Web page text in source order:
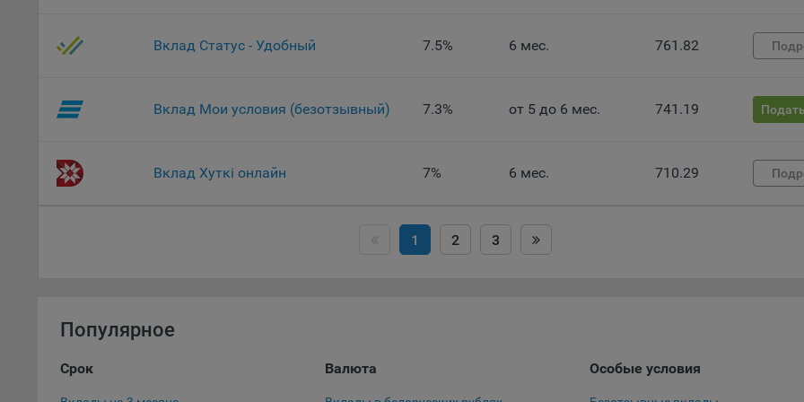
дополнительных функций сайтов, например, для хранения предпочтений
пользователя, в том числе имени пользователя или выбора языка, и для
9.3. Файлы cookie предпочтений, например, для настройки контента.
предпочтениях и позволяют Обществу «запомнить» информацию о
пользователем городе и других местных настройках для того, чтобы
9.4. Аналитические файлы cookie, например Яндекс.Метрика, Google
Данные файлы cookie собирают информацию о том, как пользователь
Благодаря этому у Общества есть возможность составить представление о
тенденциях использования сайта в целом. Общество использует
для анализа трафика на сайтах.
Вклад Статус - Удобный 7.5% 6 мес. 761.82
Вклад Мои условия (безотзывный) 7.3% от 5 до 6 мес. 741.19
Вклад Хуткі онлайн 7% 6 мес. 710.29
1 2 3
Популярное
Срок Валюта Особые условия